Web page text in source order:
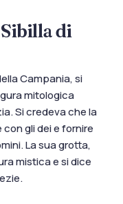
Sibilla di
Campania, si
mitologica
Si credeva che la
gli dei e fornire
La sua grotta,
mistica e si dice